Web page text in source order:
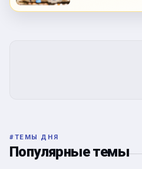
#ТЕМЫ ДНЯ
Популярные темы